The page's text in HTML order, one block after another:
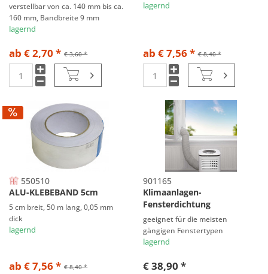
verstellbar von ca. 140 mm bis ca.
160 mm, Bandbreite 9 mm
lagernd
€ 3,60 *
ab € 2,70 *
lagernd
€ 8,40 *
ab € 7,56 *
550510
ALU-KLEBEBAND 5cm
5 cm breit, 50 m lang, 0,05 mm
dick
lagernd
€ 8,40 *
ab € 7,56 *
901165
Klimaanlagen-
Fensterdichtung
geeignet für die meisten
gängigen Fenstertypen
lagernd
€ 38,90 *